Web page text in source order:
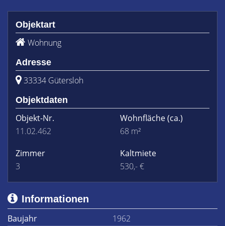
Objektart
Wohnung
Adresse
33334 Gütersloh
Objektdaten
Objekt-Nr.
11.02.462
Wohnfläche(ca.)
68 m²
Zimmer
3
Kaltmiete
530,- €
Informationen
Baujahr
1962